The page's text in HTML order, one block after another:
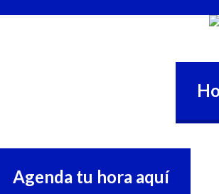
Agenda tu hora aquí